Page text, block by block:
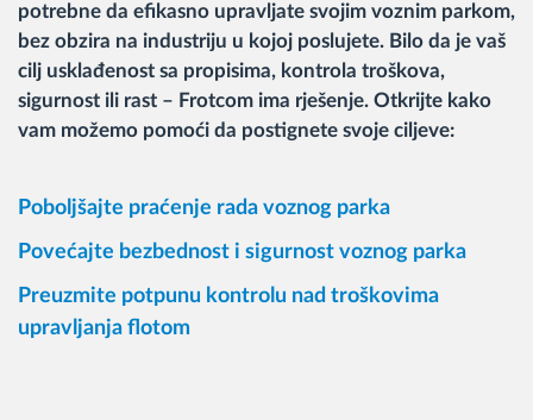
potrebne da efikasno upravljate svojim voznim parkom,
bez obzira na industriju u kojoj poslujete. Bilo da je vaš
cilj usklađenost sa propisima, kontrola troškova,
sigurnost ili rast – Frotcom ima rješenje. Otkrijte kako
vam možemo pomoći da postignete svoje ciljeve:
Poboljšajte praćenje rada voznog parka
Povećajte bezbednost i sigurnost voznog parka
Preuzmite potpunu kontrolu nad troškovima
upravljanja flotom